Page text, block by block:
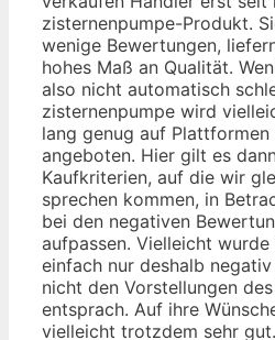
zisternenpumpe-Produkt.
wenige Bewertungen,
hohes Maß an Qualität.
also nicht automatisch
zisternenpumpe wird
lang genug auf
angeboten. Hier gilt es
Kaufkriterien, auf die wir
sprechen kommen, in
bei den negativen
aufpassen. Vielleicht
einfach nur deshalb
nicht den Vorstellungen
entsprach. Auf ihre
vielleicht trotzdem sehr